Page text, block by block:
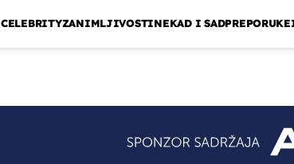
CELEBRITYZANIMLJIVOSTINEKAD I SADPREPORUKE